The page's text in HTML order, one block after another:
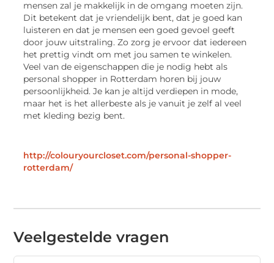
mensen zal je makkelijk in de omgang moeten zijn.
Dit betekent dat je vriendelijk bent, dat je goed kan
luisteren en dat je mensen een goed gevoel geeft
door jouw uitstraling. Zo zorg je ervoor dat iedereen
het prettig vindt om met jou samen te winkelen.
Veel van de eigenschappen die je nodig hebt als
personal shopper in Rotterdam horen bij jouw
persoonlijkheid. Je kan je altijd verdiepen in mode,
maar het is het allerbeste als je vanuit je zelf al veel
met kleding bezig bent.
http://colouryourcloset.com/personal-shopper-
rotterdam/
Veelgestelde vragen